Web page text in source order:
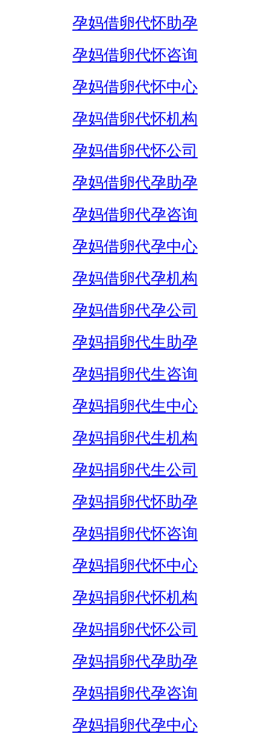
孕妈借卵代怀助孕
孕妈借卵代怀咨询
孕妈借卵代怀中心
孕妈借卵代怀机构
孕妈借卵代怀公司
孕妈借卵代孕助孕
孕妈借卵代孕咨询
孕妈借卵代孕中心
孕妈借卵代孕机构
孕妈借卵代孕公司
孕妈捐卵代生助孕
孕妈捐卵代生咨询
孕妈捐卵代生中心
孕妈捐卵代生机构
孕妈捐卵代生公司
孕妈捐卵代怀助孕
孕妈捐卵代怀咨询
孕妈捐卵代怀中心
孕妈捐卵代怀机构
孕妈捐卵代怀公司
孕妈捐卵代孕助孕
孕妈捐卵代孕咨询
孕妈捐卵代孕中心